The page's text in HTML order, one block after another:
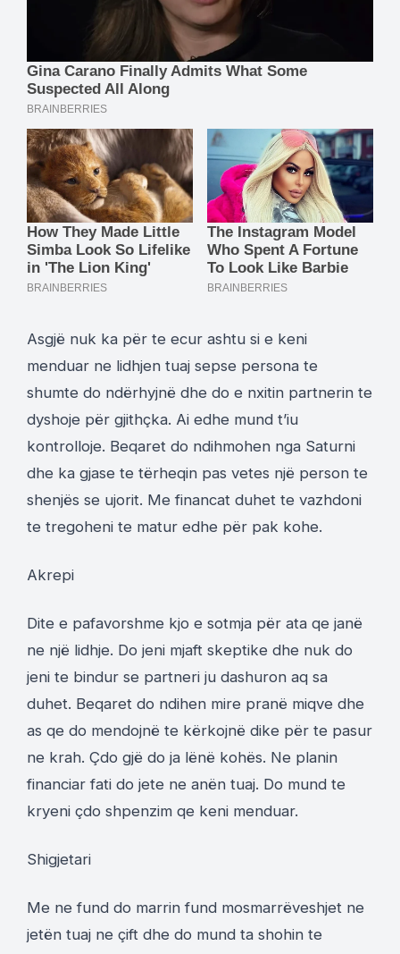
Asgjë nuk ka për te ecur ashtu si e keni
menduar ne lidhjen tuaj sepse persona te
shumte do ndërhyjnë dhe do e nxitin partnerin te
dyshoje për gjithçka. Ai edhe mund t’iu
kontrolloje. Beqaret do ndihmohen nga Saturni
dhe ka gjase te tërheqin pas vetes një person te
shenjës se ujorit. Me financat duhet te vazhdoni
te tregoheni te matur edhe për pak kohe.
Akrepi
Dite e pafavorshme kjo e sotmja për ata qe janë
ne një lidhje. Do jeni mjaft skeptike dhe nuk do
jeni te bindur se partneri ju dashuron aq sa
duhet. Beqaret do ndihen mire pranë miqve dhe
as qe do mendojnë te kërkojnë dike për te pasur
ne krah. Çdo gjë do ja lënë kohës. Ne planin
financiar fati do jete ne anën tuaj. Do mund te
kryeni çdo shpenzim qe keni menduar.
Shigjetari
Me ne fund do marrin fund mosmarrëveshjet ne
jetën tuaj ne çift dhe do mund ta shohin te